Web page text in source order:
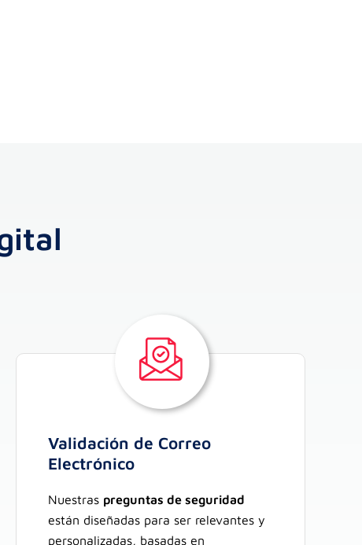
Validación de Correo
Electrónico
Nuestras preguntas de seguridad
están diseñadas para ser relevantes y
personalizadas, basadas en